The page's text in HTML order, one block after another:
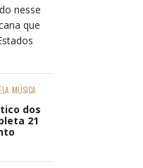
nesse
que
MÚSICA
dos
21